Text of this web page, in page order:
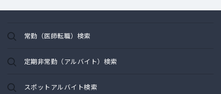
常勤（医師転職）検索
定期非常勤（アルバイト）検索
スポットアルバイト検索